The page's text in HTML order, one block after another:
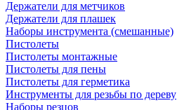
Держатели для метчиков
Держатели для плашек
Наборы инструмента (смешанные)
Пистолеты
Пистолеты монтажные
Пистолеты для пены
Пистолеты для герметика
Инструменты для резьбы по дереву
Наборы резцов